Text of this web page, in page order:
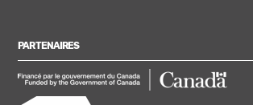
PARTENAIRES